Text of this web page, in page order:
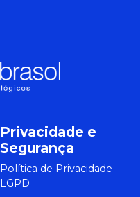
Privacidade e
Segurança
Política de Privacidade -
LGPD